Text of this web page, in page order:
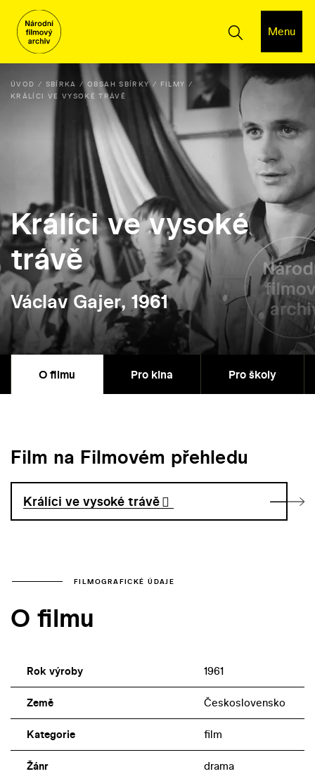
Menu
ÚVOD SBÍRKA OBSAH SBÍRKY
FILMY
KRÁLÍCI VE VYSOKÉ TRÁVĚ
Králíci ve vysoké
trávě
Václav Gajer, 1961
O filmu Pro kina Pro školy
Film na Filmovém přehledu
Králíci ve vysoké trávě
FILMOGRAFICKÉ ÚDAJE
O filmu
Rok výroby 1961
Země Československo
Kategorie film
Žánr drama